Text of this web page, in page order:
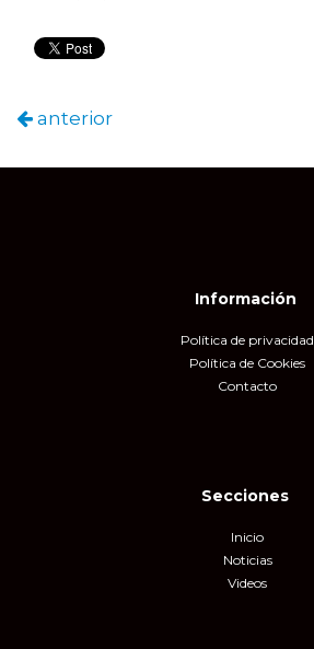
anterior
Información
Política de privacidad
Política de Cookies
Contacto
Secciones
Inicio
Noticias
Videos